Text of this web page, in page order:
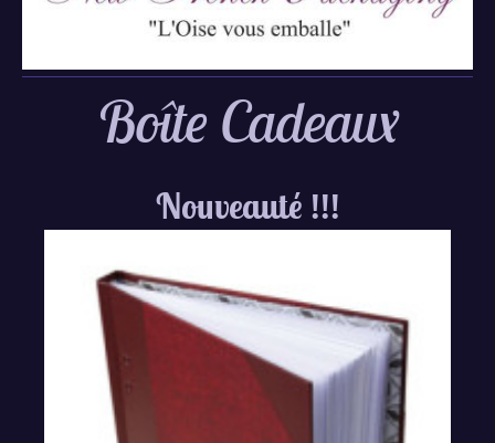
Boîte Cadeaux
Nouveauté !!!